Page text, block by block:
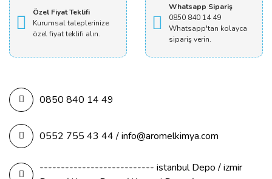
Özel Fiyat Teklifi
Kurumsal taleplerinize
özel fiyat teklifi alın.
Whatsapp Sipariş
0850 840 14 49
Whatsapp'tan kolayca
sipariş verin.
0850 840 14 49
0552 755 43 44 / info@aromelkimya.com
--------------------------- istanbul Depo / izmir